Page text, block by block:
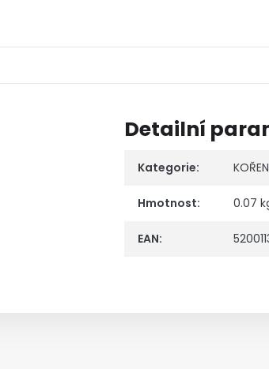
Detailní
Kategorie:
Hmotnost: 0.07
EAN: